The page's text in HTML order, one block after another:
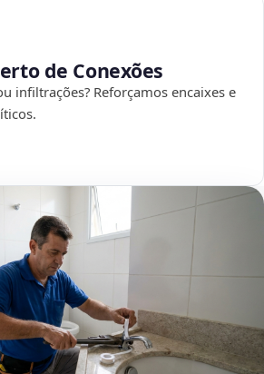
de Conexões
infiltrações? Reforçamos encaixes e